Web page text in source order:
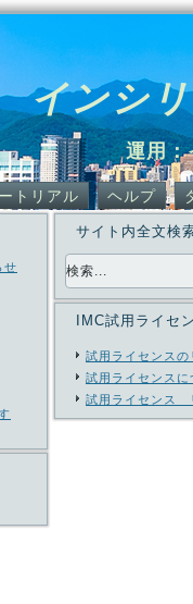
インシ
運用：
トリアル ヘルプ
せ
サイト内全文検
IMC試用ライセ
試用ライセンスの
試用ライセンスに
試用ライセンス